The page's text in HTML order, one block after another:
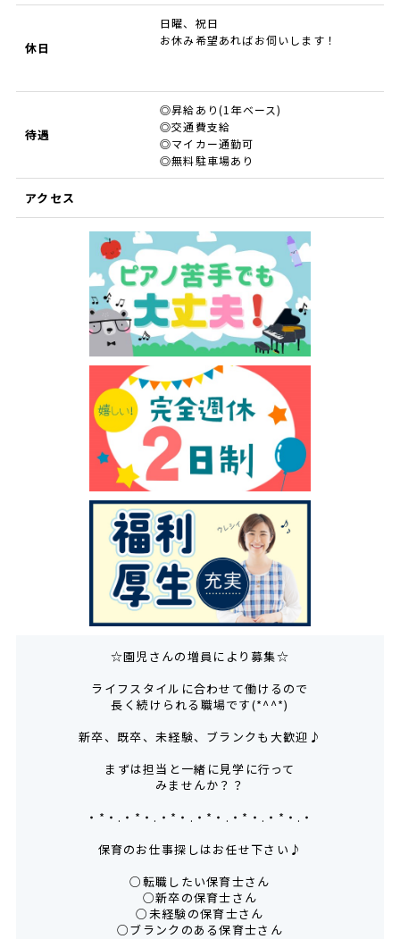
休日
日曜、祝日
お休み希望あればお伺いします！
待遇
◎昇給あり(1年ベース)
◎交通費支給
◎マイカー通勤可
◎無料駐車場あり
アクセス
☆園児さんの増員により募集☆
ライフスタイルに合わせて働けるので
長く続けられる職場です(*^^*)
新卒、既卒、未経験、ブランクも大歓迎♪
まずは担当と一緒に見学に行って
みませんか？？
・*・.・*・.・*・.・*・.・*・.・*・.・
保育のお仕事探しはお任せ下さい♪
○転職したい保育士さん
○新卒の保育士さん
○未経験の保育士さん
○ブランクのある保育士さん